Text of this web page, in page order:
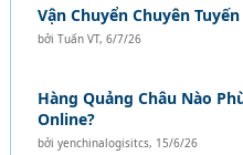
Vận Chuyển Chuyên
bởi Tuấn VT, 6/7/26
Hàng Quảng Châu Nào
Online?
bởi yenchinalogisitcs, 15/6/26